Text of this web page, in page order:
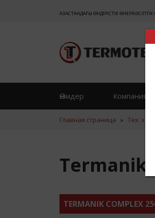
ҚАЗАҚСТАНДАҒЫ ӨНДІРІСТІК
Өнімдер Компания
Главная страница » Тех. хар.
Termanik
TERMANIK COMPLEX